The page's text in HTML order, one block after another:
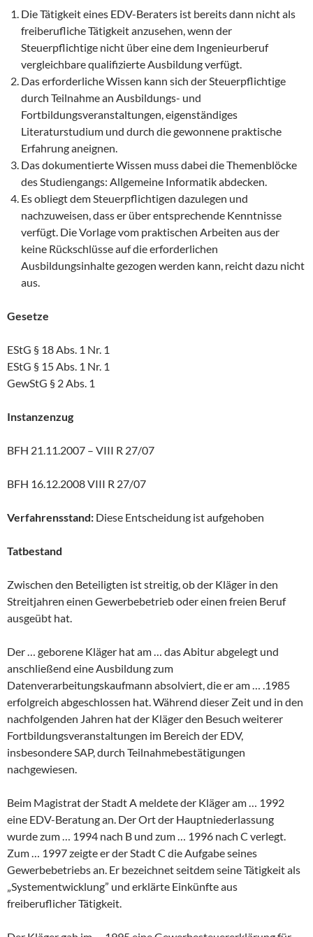
Die Tätigkeit eines EDV-Beraters ist bereits dann nicht als
freiberufliche Tätigkeit anzusehen, wenn der
Steuerpflichtige nicht über eine dem Ingenieurberuf
vergleichbare qualifizierte Ausbildung verfügt.
Das erforderliche Wissen kann sich der Steuerpflichtige
durch Teilnahme an Ausbildungs- und
Fortbildungsveranstaltungen, eigenständiges
Literaturstudium und durch die gewonnene praktische
Erfahrung aneignen.
Das dokumentierte Wissen muss dabei die Themenblöcke
des Studiengangs: Allgemeine Informatik abdecken.
Es obliegt dem Steuerpflichtigen dazulegen und
nachzuweisen, dass er über entsprechende Kenntnisse
verfügt. Die Vorlage vom praktischen Arbeiten aus der
keine Rückschlüsse auf die erforderlichen
Ausbildungsinhalte gezogen werden kann, reicht dazu nicht
aus.
Gesetze
EStG § 18 Abs. 1 Nr. 1
EStG § 15 Abs. 1 Nr. 1
GewStG § 2 Abs. 1
Instanzenzug
BFH 21.11.2007 – VIII R 27/07
BFH 16.12.2008 VIII R 27/07
Verfahrensstand: Diese Entscheidung ist aufgehoben
Tatbestand
Zwischen den Beteiligten ist streitig, ob der Kläger in den
Streitjahren einen Gewerbebetrieb oder einen freien Beruf
ausgeübt hat.
Der … geborene Kläger hat am … das Abitur abgelegt und
anschließend eine Ausbildung zum
Datenverarbeitungskaufmann absolviert, die er am … .1985
erfolgreich abgeschlossen hat. Während dieser Zeit und in den
nachfolgenden Jahren hat der Kläger den Besuch weiterer
Fortbildungsveranstaltungen im Bereich der EDV,
insbesondere SAP, durch Teilnahmebestätigungen
nachgewiesen.
Beim Magistrat der Stadt A meldete der Kläger am … 1992
eine EDV-Beratung an. Der Ort der Hauptniederlassung
wurde zum … 1994 nach B und zum … 1996 nach C verlegt.
Zum … 1997 zeigte er der Stadt C die Aufgabe seines
Gewerbebetriebs an. Er bezeichnet seitdem seine Tätigkeit als
„Systementwicklung” und erklärte Einkünfte aus
freiberuflicher Tätigkeit.